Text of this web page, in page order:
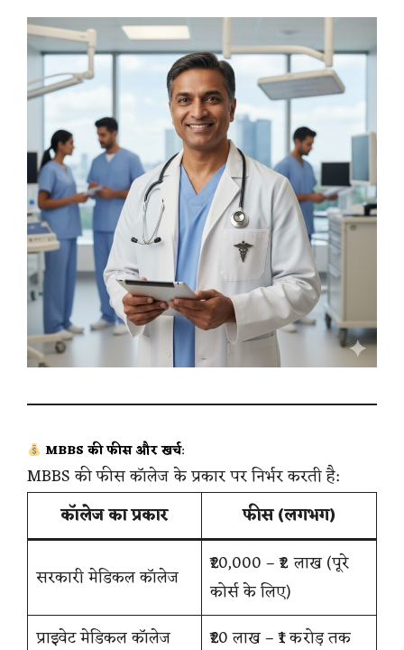
MBBS की फीस और खर्च:
MBBS की फीस कॉलेज के प्रकार पर निर्भर करती है:
कॉलेज का प्रकार
फीस (लगभग)
सरकारी मेडिकल कॉलेज
₹20,000 – ₹2 लाख (पूरे
कोर्स के लिए)
प्राइवेट मेडिकल कॉलेज
₹20 लाख – ₹1 करोड़ तक